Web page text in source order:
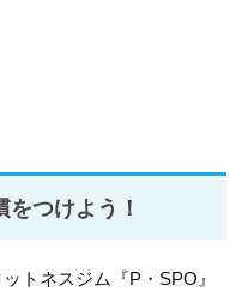
つけよう！
トネスジム『P・SPO』